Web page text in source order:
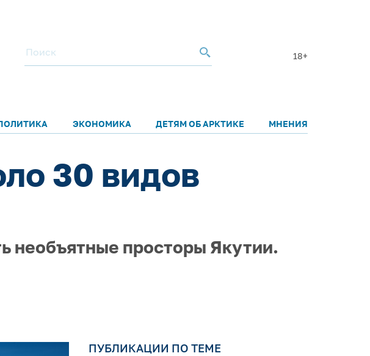
18+
ЭКОНОМИКА ДЕТЯМ ОБ АРКТИКЕ МНЕНИЯ
30 видов
необъятные просторы Якутии.
ПУБЛИКАЦИИ ПО ТЕМЕ